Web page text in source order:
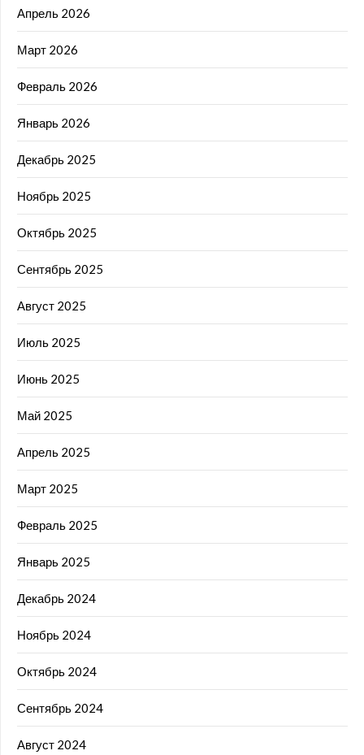
Апрель 2026
Март 2026
Февраль 2026
Январь 2026
Декабрь 2025
Ноябрь 2025
Октябрь 2025
Сентябрь 2025
Август 2025
Июль 2025
Июнь 2025
Май 2025
Апрель 2025
Март 2025
Февраль 2025
Январь 2025
Декабрь 2024
Ноябрь 2024
Октябрь 2024
Сентябрь 2024
Август 2024